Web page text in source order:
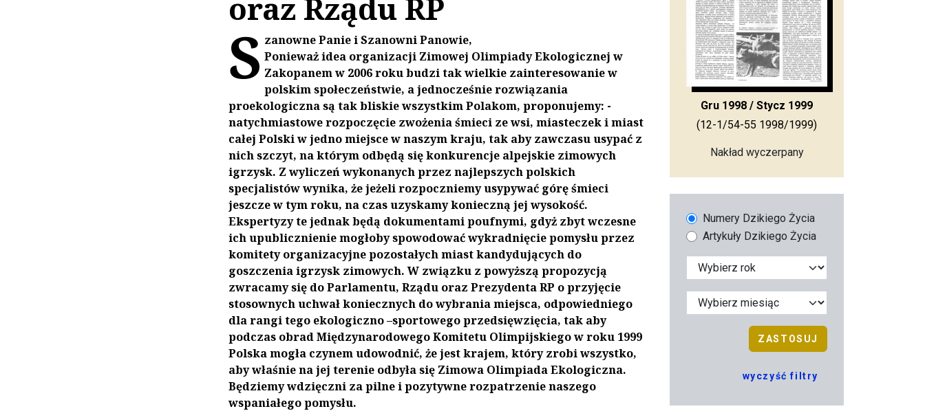
S zanowne Panie i Szanowni Panowie,
Ponieważ idea organizacji Zimowej Olimpiady Ekologicznej w
Zakopanem w 2006 roku budzi tak wielkie zainteresowanie w
polskim społeczeństwie, a jednocześnie rozwiązania
proekologiczna są tak bliskie wszystkim Polakom, proponujemy: -
natychmiastowe rozpoczęcie zwożenia śmieci ze wsi, miasteczek i miast
całej Polski w jedno miejsce w naszym kraju, tak aby zawczasu usypać z
nich szczyt, na którym odbędą się konkurencje alpejskie zimowych
igrzysk. Z wyliczeń wykonanych przez najlepszych polskich
specjalistów wynika, że jeżeli rozpoczniemy usypywać górę śmieci
jeszcze w tym roku, na czas uzyskamy konieczną jej wysokość.
Ekspertyzy te jednak będą dokumentami poufnymi, gdyż zbyt wczesne
ich upublicznienie mogłoby spowodować wykradnięcie pomysłu przez
komitety organizacyjne pozostałych miast kandydujących do
goszczenia igrzysk zimowych. W związku z powyższą propozycją
zwracamy się do Parlamentu, Rządu oraz Prezydenta RP o przyjęcie
stosownych uchwał koniecznych do wybrania miejsca, odpowiedniego
dla rangi tego ekologiczno –sportowego przedsięwzięcia, tak aby
podczas obrad Międzynarodowego Komitetu Olimpijskiego w roku 1999
Polska mogła czynem udowodnić, że jest krajem, który zrobi wszystko,
aby właśnie na jej terenie odbyła się Zimowa Olimpiada Ekologiczna.
Będziemy wdzięczni za pilne i pozytywne rozpatrzenie naszego
wspaniałego pomysłu.
Gru 1998 / Stycz 1999
(12-1/54-55 1998/1999)
Nakład wyczerpany
Numery Dzikiego Życia
Artykuły Dzikiego Życia
ZASTOSUJ
wyczyść filtry